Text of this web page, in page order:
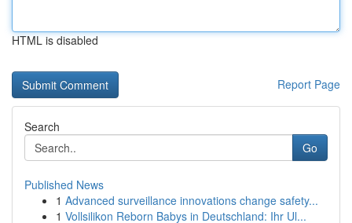
HTML is disabled
Report Page
Search
Go
Published News
1 Advanced surveillance innovations change safety...
1 Vollsilikon Reborn Babys in Deutschland: Ihr Ul...